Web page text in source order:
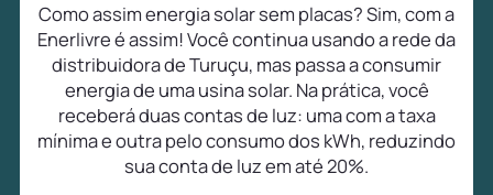
Como assim energia solar sem placas? Sim, com a
Enerlivre é assim! Você continua usando a rede da
distribuidora de Turuçu, mas passa a consumir
energia de uma usina solar. Na prática, você
receberá duas contas de luz: uma com a taxa
mínima e outra pelo consumo dos kWh, reduzindo
sua conta de luz em até 20%.